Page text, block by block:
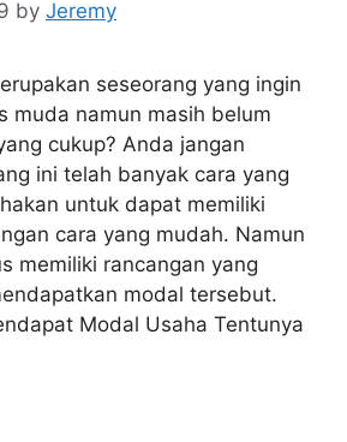
by Jeremy
seseorang yang ingin
muda namun masih belum
cukup? Anda jangan
ini telah banyak cara yang
untuk dapat memiliki
cara yang mudah. Namun
memiliki rancangan yang
modal tersebut.
Modal Usaha Tentunya